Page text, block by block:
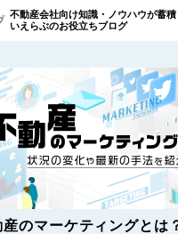
不動産会社向け知識・ノウハウが蓄積
いえらぶのお役立ちブログ
産のマーケティングとは